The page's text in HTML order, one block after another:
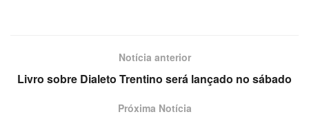
Notícia anterior
Livro sobre Dialeto Trentino será lançado no sábado
Próxima Notícia